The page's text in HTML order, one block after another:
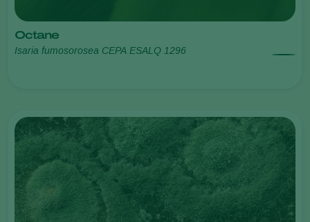
Octane
Isaria fumosorosea CEPA ESALQ 1296